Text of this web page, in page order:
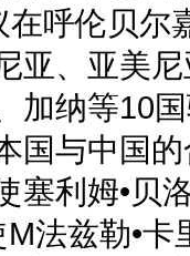
在呼伦贝
亚、亚美
加纳等10
国与中国
塞利姆•贝
法兹勒•